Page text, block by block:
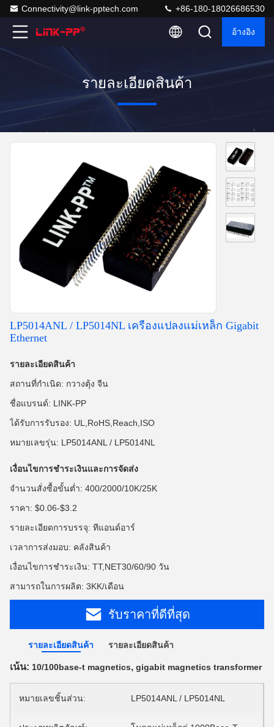
Connectivity@link-pptech.com +86-180-18026686530
อ้างอิง
รายละเอียดสินค้า
LP5014ANL / LP5014NL เครื่องแปลงแม่เหล็ก Gigabit
Ethernet
รายละเอียดสินค้า
สถานที่กำเนิด: กวางตุ้ง จีน
ชื่อแบรนด์: LINK-PP
ได้รับการรับรอง: UL,RoHS,Reach,ISO
หมายเลขรุ่น: LP5014ANL / LP5014NL
เงื่อนไขการชำระเงินและการจัดส่ง
จำนวนสั่งซื้อขั้นต่ำ: 400/2000/10K/25K
ราคา: $0.06-$3.2
รายละเอียดการบรรจุ: ทีแอนด์อาร์
เวลาการส่งมอบ: คลังสินค้า
เงื่อนไขการชำระเงิน: TT,NET30/60/90 วัน
สามารถในการผลิต: 3KK/เดือน
รับราคาที่ดีที่สุด
รายละเอียดสินค้า รายละเอียดสินค้า
เน้น: 10/100base-t magnetics, gigabit magnetics transformer
หมายเลขชิ้นส่วน: LP5014ANL / LP5014NL